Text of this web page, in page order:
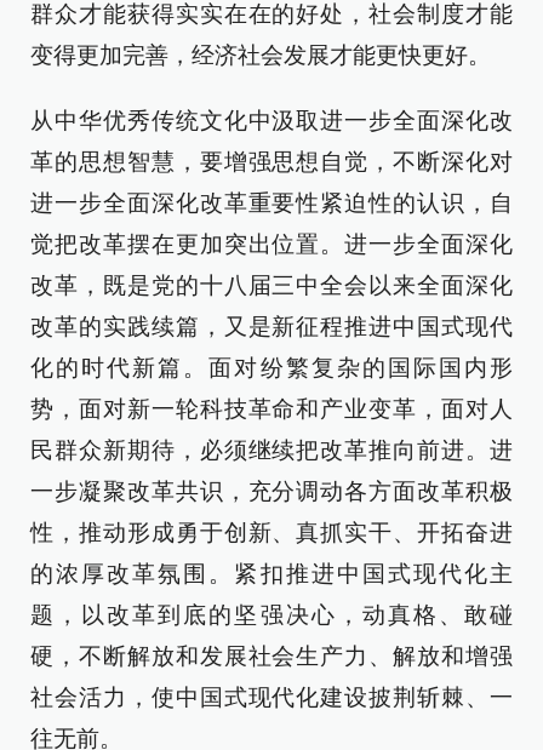
群众才能获得实实在在的好处，社会制度才能
变得更加完善，经济社会发展才能更快更好。
从中华优秀传统文化中汲取进一步全面深化改
革的思想智慧，要增强思想自觉，不断深化对
进一步全面深化改革重要性紧迫性的认识，自
觉把改革摆在更加突出位置。进一步全面深化
改革，既是党的十八届三中全会以来全面深化
改革的实践续篇，又是新征程推进中国式现代
化的时代新篇。面对纷繁复杂的国际国内形
势，面对新一轮科技革命和产业变革，面对人
民群众新期待，必须继续把改革推向前进。进
一步凝聚改革共识，充分调动各方面改革积极
性，推动形成勇于创新、真抓实干、开拓奋进
的浓厚改革氛围。紧扣推进中国式现代化主
题，以改革到底的坚强决心，动真格、敢碰
硬，不断解放和发展社会生产力、解放和增强
社会活力，使中国式现代化建设披荆斩棘、一
往无前。